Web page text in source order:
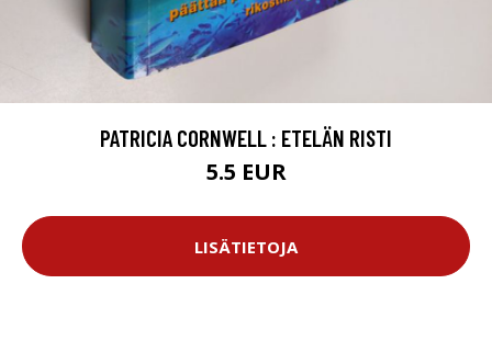
PATRICIA CORNWELL : ETELÄN RISTI
5.5 EUR
LISÄTIETOJA